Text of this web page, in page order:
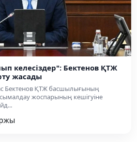
келесіздер": Бектенов ҚТЖ
жасады
Бектенов ҚТЖ басшылығының
жоспарының кешігуіне